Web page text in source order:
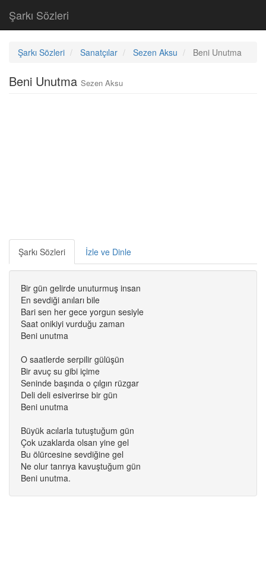
Şarkı Sözleri
Şarkı Sözleri Sanatçılar Sezen Aksu Beni Unutma
Beni Unutma Sezen Aksu
Şarkı Sözleri İzle ve Dinle
Bir gün gelirde unuturmuş insan
En sevdiği anıları bile
Bari sen her gece yorgun sesiyle
Saat onikiyi vurduğu zaman
Beni unutma
O saatlerde serpilir gülüşün
Bir avuç su gibi içime
Seninde başında o çılgın rüzgar
Deli deli esiverirse bir gün
Beni unutma
Büyük acılarla tutuştuğum gün
Çok uzaklarda olsan yine gel
Bu ölürcesine sevdiğine gel
Ne olur tanrıya kavuştuğum gün
Beni unutma.